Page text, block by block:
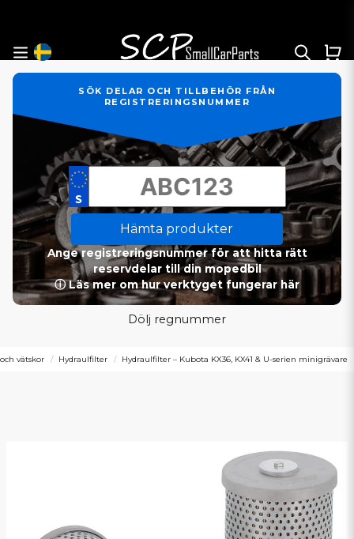
SÖK DELAR OCH TILLBEHÖR FRÅN
REGISTRERINGSNUMMER
Hämta produkter
Ange registreringsnummer för att hitta rätt
reservdelar till din mopedbil
ⓘ Läs mer om hur verktyget fungerar här
Dölj regnummer
vätskor Hydraulfilter Hydraulfilter – Kubota KX36, KX41 & U-serien minigrävare